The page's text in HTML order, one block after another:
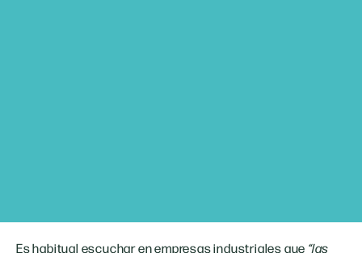
Es habitual escuchar en empresas industriales que “las